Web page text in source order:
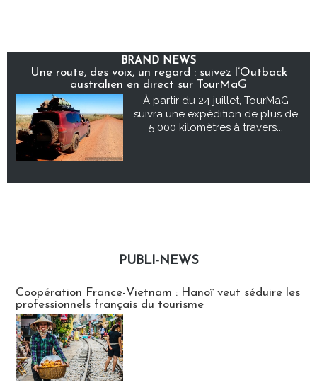
BRAND NEWS
Une route, des voix, un regard : suivez l’Outback
australien en direct sur TourMaG
À partir du 24 juillet, TourMaG
suivra une expédition de plus de
5 000 kilomètres à travers...
PUBLI-NEWS
Coopération France-Vietnam : Hanoï veut séduire les
professionnels français du tourisme